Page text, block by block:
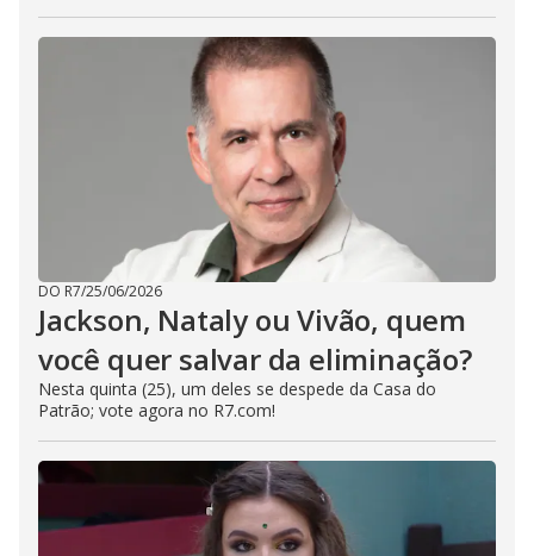
DO R7/25/06/2026
Jackson, Nataly ou Vivão, quem
você quer salvar da eliminação?
Nesta quinta (25), um deles se despede da Casa do
Patrão; vote agora no R7.com!